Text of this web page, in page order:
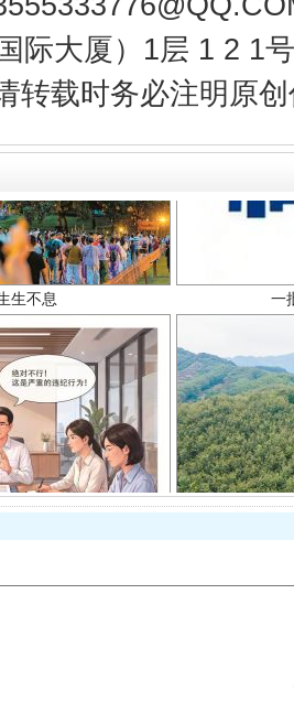
际大厦）1层 1 2 1
转载时务必注明原
生不息
免责幌子